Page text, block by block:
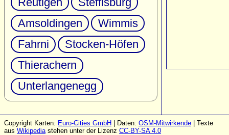
Amsoldingen
Wimmis
Fahrni
Stocken-Höfen
Thierachern
Unterlangenegg
Copyright Karten: Euro-Cities GmbH | Daten: OSM-Mitwirkende | Texte
aus Wikipediastehen unter der Lizenz CC-BY-SA 4.0